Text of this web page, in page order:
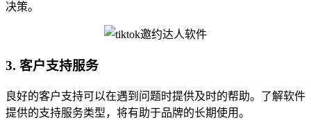
决策。
3. 客户支持服务
良好的客户支持可以在遇到问题时提供及时的帮助。了解软件
提供的支持服务类型，将有助于品牌的长期使用。